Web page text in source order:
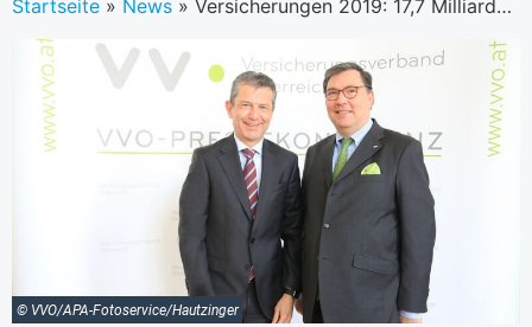
Startseite » News » Versicherungen 2019: 17,7 Milliarden rein, 14,9 Milliarden raus
© VVO/APA-Fotoservice/Hautzinger